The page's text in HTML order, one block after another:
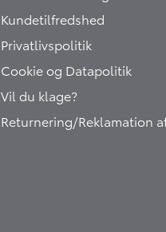
Kundetilfredshed
Privatlivspolitik
Cookie og Datapolitik
Vil du klage?
Returnering/Reklamation